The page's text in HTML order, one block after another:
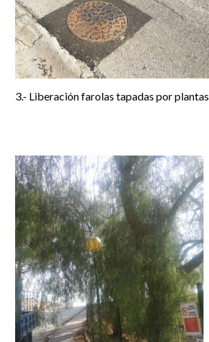
3.- Liberación farolas tapadas por plantas.